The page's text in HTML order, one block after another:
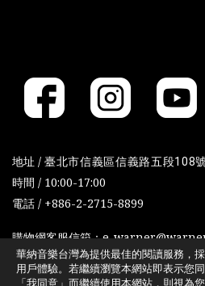
地址 / 臺北市信義區信義路五段108
時間 / 10:00-17:00
電話 / +886-2-2715-8899
購物網客服信箱：e-
華納音樂台灣為提供最佳的閱讀服務，
用戶體驗。若繼續瀏覽本網站即表示您
「我同意」而繼續使用本網站，則視為